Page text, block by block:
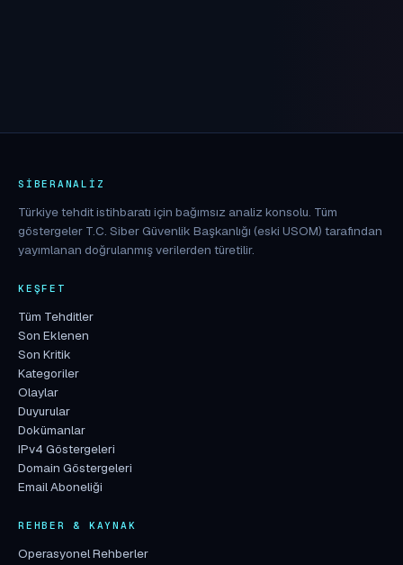
SIBERANALIZ
Türkiye tehdit istihbaratı için bağımsız analiz konsolu. Tüm
göstergeler T.C. Siber Güvenlik Başkanlığı (eski USOM) tarafından
yayımlanan doğrulanmış verilerden türetilir.
KEŞFET
Tüm Tehditler
Son Eklenen
Son Kritik
Kategoriler
Olaylar
Duyurular
Dokümanlar
IPv4 Göstergeleri
Domain Göstergeleri
Email Aboneliği
REHBER & KAYNAK
Operasyonel Rehberler